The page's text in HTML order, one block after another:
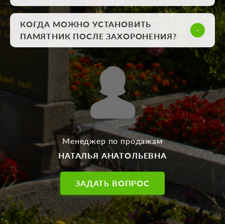
КОГДА МОЖНО УСТАНОВИТЬ
ПАМЯТНИК ПОСЛЕ ЗАХОРОНЕНИЯ?
Менеджер по продажам
НАТАЛЬЯ АНАТОЛЬЕВНА
ЗАДАТЬ ВОПРОС